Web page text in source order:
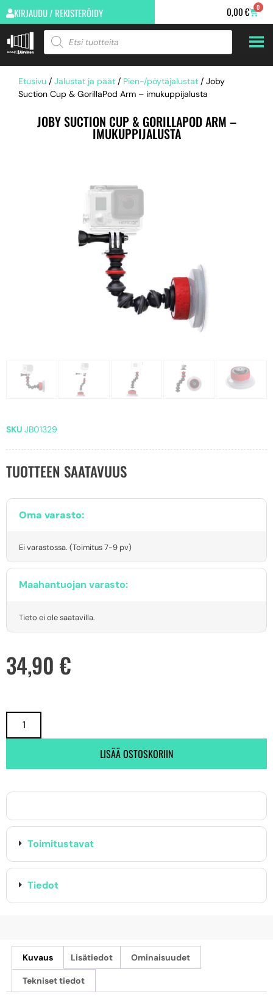
KIRJAUDU / REKISTERÖIDY 0,00€ 0
Etusivu / Jalustat ja päät / Pien-/pöytäjalustat / Joby
Suction Cup & GorillaPod Arm – imukuppijalusta
JOBY SUCTION CUP & GORILLAPOD ARM –
IMUKUPPIJALUSTA
SKU JB01329
TUOTTEEN SAATAVUUS
Oma varasto:
Ei varastossa. (Toimitus 7-9 pv)
Maahantuojan varasto:
Tieto ei ole saatavilla.
34,90 €
LISÄÄ OSTOSKORIIN
Toimitustavat
Tiedot
Kuvaus Lisätiedot Ominaisuudet
Tekniset tiedot